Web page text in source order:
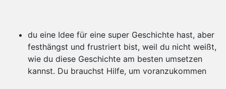
du eine Idee für eine super Geschichte hast, aber
festhängst und frustriert bist, weil du nicht weißt,
wie du diese Geschichte am besten umsetzen
kannst. Du brauchst Hilfe, um voranzukommen